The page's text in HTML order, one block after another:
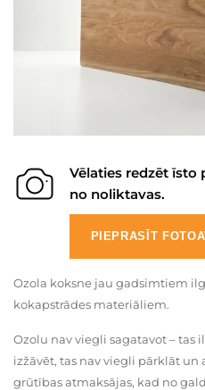
Vēlaties redzēt
no noliktavas.
PIEPRASĪT
Ozola koksne jau gadsimtiem
kokapstrādes materiāliem.
Ozolu nav viegli sagatavot –
izžāvēt, tas nav viegli pārklāt un
grūtības atmaksājas, kad no